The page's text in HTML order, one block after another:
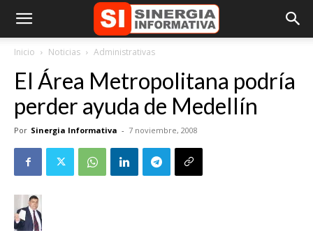
Inicio Noticias Administrativas
El Área Metropolitana podría
perder ayuda de Medellín
Por Sinergia Informativa - 7 noviembre, 2008